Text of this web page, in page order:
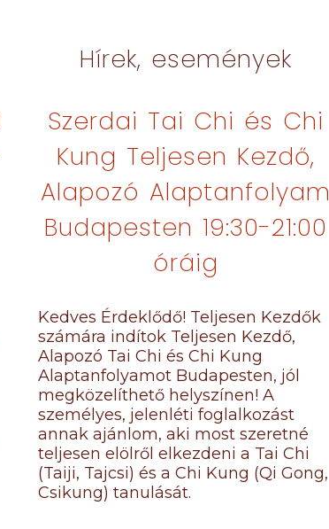
Hírek, események
Szerdai Tai Chi és Chi
Kung Teljesen Kezdő,
Alapozó Alaptanfolyam
Budapesten 19:30-21:00
óráig
Kedves Érdeklődő! Teljesen Kezdők
számára indítok Teljesen Kezdő,
Alapozó Tai Chi és Chi Kung
Alaptanfolyamot Budapesten, jól
megközelíthető helyszínen! A
személyes, jelenléti foglalkozást
annak ajánlom, aki most szeretné
teljesen elölről elkezdeni a Tai Chi
(Taiji, Tajcsi) és a Chi Kung (Qi Gong,
Csikung) tanulását.